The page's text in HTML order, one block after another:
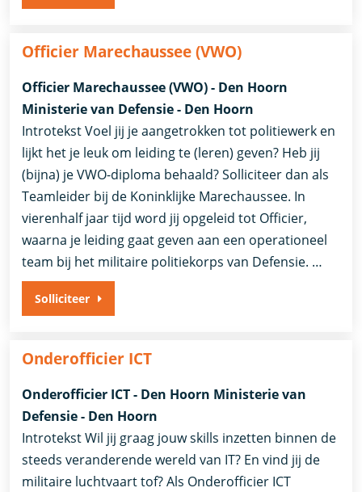
Officier Marechaussee (VWO)
Officier Marechaussee (VWO) - Den Hoorn
Ministerie van Defensie - Den Hoorn
Introtekst Voel jij je aangetrokken tot politiewerk en
lijkt het je leuk om leiding te (leren) geven? Heb jij
(bijna) je VWO-diploma behaald? Solliciteer dan als
Teamleider bij de Koninklijke Marechaussee. In
vierenhalf jaar tijd word jij opgeleid tot Officier,
waarna je leiding gaat geven aan een operationeel
team bij het militaire politiekorps van Defensie. …
Solliciteer
Onderofficier ICT
Onderofficier ICT - Den Hoorn Ministerie van
Defensie - Den Hoorn
Introtekst Wil jij graag jouw skills inzetten binnen de
steeds veranderende wereld van IT? En vind jij de
militaire luchtvaart tof? Als Onderofficier ICT